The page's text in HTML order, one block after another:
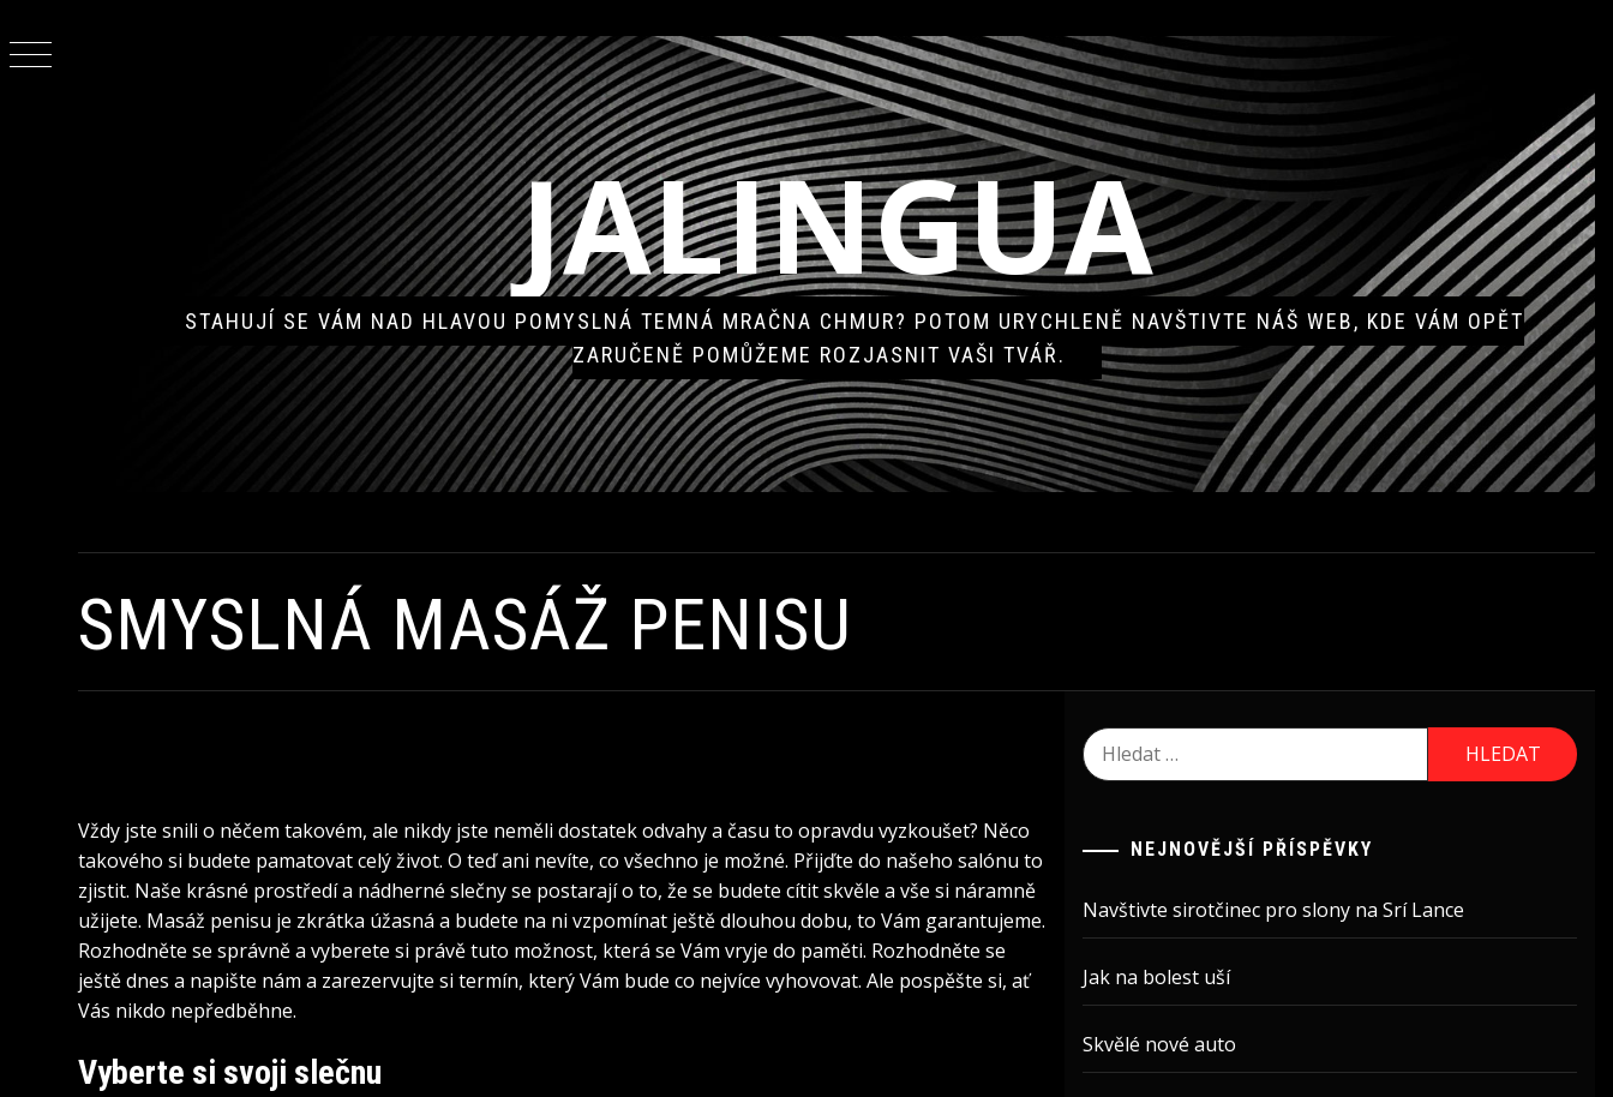
to
content
JALINGUA
STAHUJÍ SE VÁM NAD HLAVOU POMYSLNÁ TEMNÁ MRAČNA CHMUR? POTOM URYCHLENĚ NAVŠTIVTE NÁŠ WEB, KDE VÁM OPĚT
ZARUČENĚ POMŮŽEME ROZJASNIT VAŠI TVÁŘ.
SMYSLNÁ MASÁŽ PENISU
Vždy jste snili o něčem takovém, ale nikdy jste neměli dostatek odvahy a času to opravdu vyzkoušet? Něco
takového si budete pamatovat celý život. O teď ani nevíte, co všechno je možné. Přijďte do našeho salónu to
zjistit. Naše krásné prostředí a nádherné slečny se postarají o to, že se budete cítit skvěle a vše si náramně
užijete. Masáž penisu je zkrátka úžasná a budete na ni vzpomínat ještě dlouhou dobu, to Vám garantujeme.
Rozhodněte se správně a vyberete si právě tuto možnost, která se Vám vryje do paměti. Rozhodněte se
ještě dnes a napište nám a zarezervujte si termín, který Vám bude co nejvíce vyhovovat. Ale pospěšte si, ať
Vás nikdo nepředběhne.
Vyberte si svoji slečnu
Vyhledávání
NEJNOVĚJŠÍ PŘÍSPĚVKY
Navštivte sirotčinec pro slony na Srí Lance
Jak na bolest uší
Skvělé nové auto